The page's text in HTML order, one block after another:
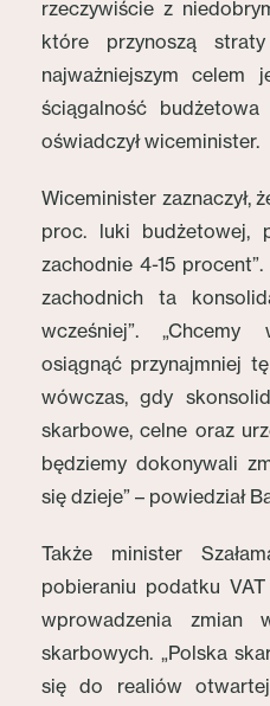
rzeczywiście z
które przynoszą
najważniejszym celem
ściągalność
oświadczył wiceminister.
Wiceminister zaznaczył,
proc. luki budżetowej,
zachodnie 4-15
zachodnich ta
wcześniej”.
osiągnąć przynajmniej
wówczas, gdy
skarbowe, celne oraz
będziemy dokonywali
się dzieje” – powiedział
Także minister
pobieraniu podatku
wprowadzenia zmian
skarbowych. „Polska
się do realiów